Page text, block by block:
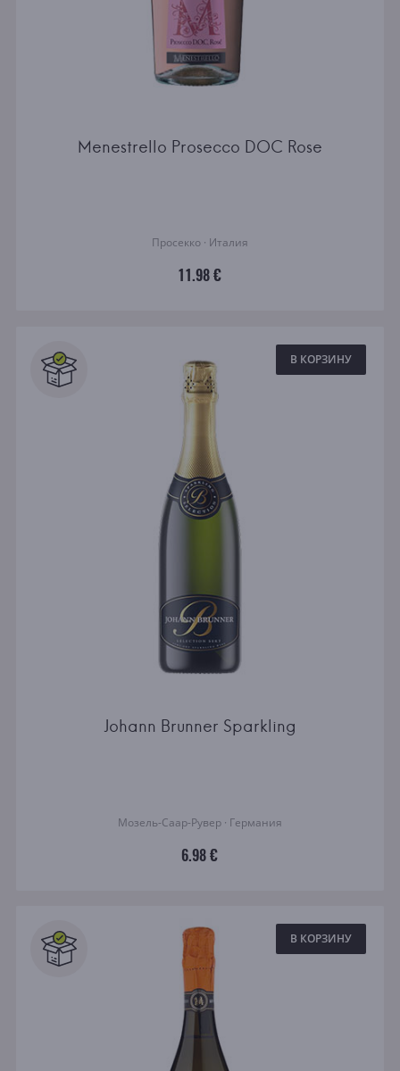
Menestrello Prosecco DOC Rose
Просекко · Италия
11.98 €
В КОРЗИНУ
Johann Brunner Sparkling
Мозель-Саар-Рувер · Германия
6.98 €
В КОРЗИНУ